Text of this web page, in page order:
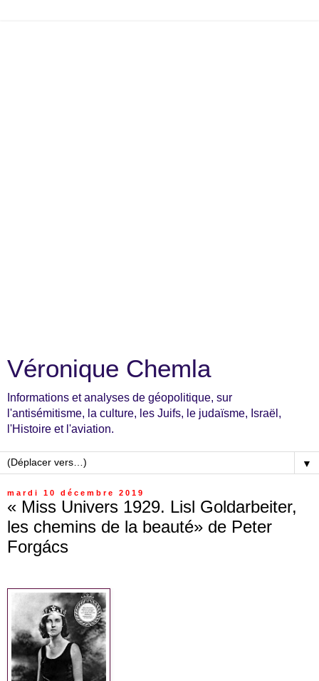
Véronique Chemla
Informations et analyses de géopolitique, sur
l'antisémitisme, la culture, les Juifs, le judaïsme, Israël,
l'Histoire et l'aviation.
▼
mardi 10 décembre 2019
« Miss Univers 1929. Lisl Goldarbeiter,
les chemins de la beauté» de Peter
Forgács